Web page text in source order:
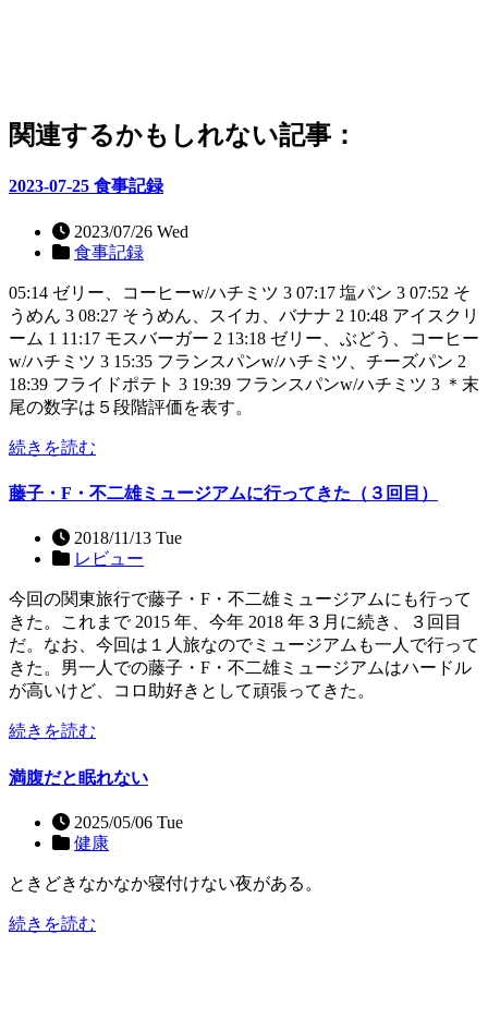
関連するかもしれない記事：
2023-07-25 食事記録
2023/07/26 Wed
食事記録
05:14 ゼリー、コーヒーw/ハチミツ 3 07:17 塩パン 3 07:52 そ
うめん 3 08:27 そうめん、スイカ、バナナ 2 10:48 アイスクリ
ーム 1 11:17 モスバーガー 2 13:18 ゼリー、ぶどう、コーヒー
w/ハチミツ 3 15:35 フランスパンw/ハチミツ、チーズパン 2
18:39 フライドポテト 3 19:39 フランスパンw/ハチミツ 3 ＊末
尾の数字は５段階評価を表す。
続きを読む
藤子・F・不二雄ミュージアムに行ってきた（３回目）
2018/11/13 Tue
レビュー
今回の関東旅行で藤子・F・不二雄ミュージアムにも行って
きた。これまで 2015 年、今年 2018 年３月に続き、３回目
だ。なお、今回は１人旅なのでミュージアムも一人で行って
きた。男一人での藤子・F・不二雄ミュージアムはハードル
が高いけど、コロ助好きとして頑張ってきた。
続きを読む
満腹だと眠れない
2025/05/06 Tue
健康
ときどきなかなか寝付けない夜がある。
続きを読む